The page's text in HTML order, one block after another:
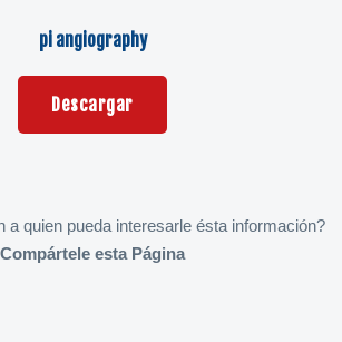
pi angiography
Descargar
a quien pueda interesarle ésta información?
Compártele esta Página